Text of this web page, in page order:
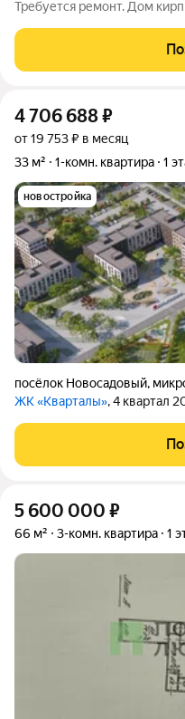
Требуется ремонт. Дом
массиве имеется школа № 17.
4 706 688₽
от 19 753 ₽ в месяц
33 м²
1-комн. квартира 1
новостройка
посёлок Новосадовый,
ЖК «Кварталы», 4 квартал
5 600 000 ₽
66 м² 3-комн. квартира 1